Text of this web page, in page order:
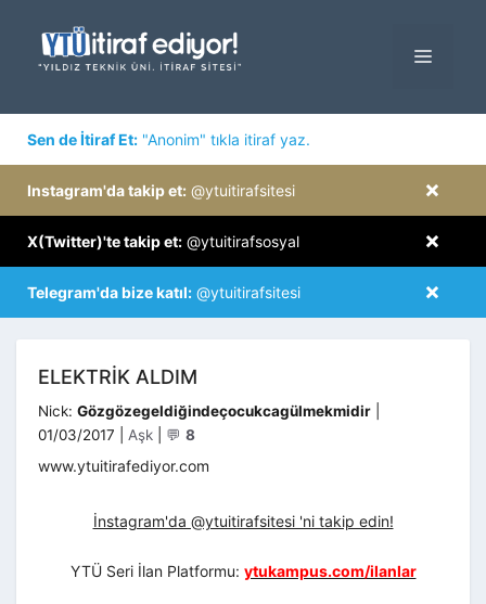
MENÜ
Sen de İtiraf Et: "Anonim" tıkla itiraf yaz.
×
Instagram'da takip et: @ytuitirafsitesi
×
X(Twitter)'te takip et: @ytuitirafsosyal
×
Telegram'da bize katıl: @ytuitirafsitesi
ELEKTRIK ALDIM
Nick: Gözgözegeldiğindeçocukcagülmekmidir
01/03/2017
Kategoriler
Aşk 💬 8
www.ytuitirafediyor.com
İnstagram'da @ytuitirafsitesi 'ni takip edin!
YTÜ Seri İlan Platformu: ytukampus.com/ilanlar